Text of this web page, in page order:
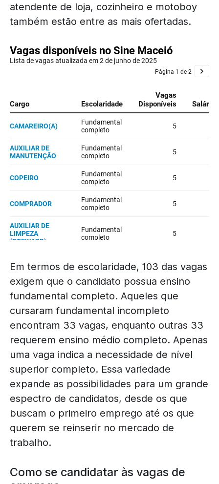
atendente de loja, cozinheiro e motoboy
também estão entre as mais ofertadas.
Em termos de escolaridade, 103 das vagas
exigem que o candidato possua ensino
fundamental completo. Aqueles que
cursaram fundamental incompleto
encontram 33 vagas, enquanto outras 33
requerem ensino médio completo. Apenas
uma vaga indica a necessidade de nível
superior completo. Essa variedade
expande as possibilidades para um grande
espectro de candidatos, desde os que
buscam o primeiro emprego até os que
querem se reinserir no mercado de
trabalho.
Como se candidatar às vagas de